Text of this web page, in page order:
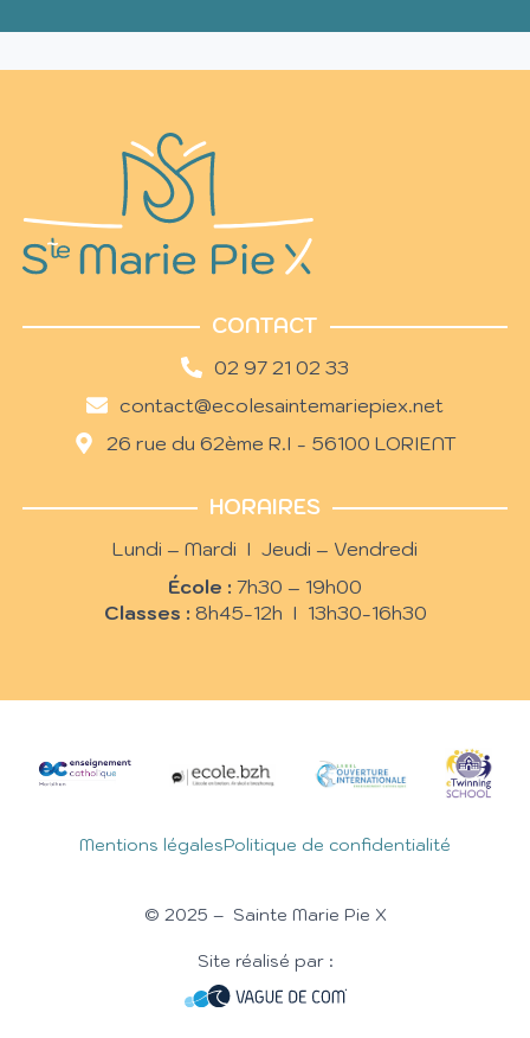
CONTACT
02 97 21 02 33
contact@ecolesaintemariepiex.net
26 rue du 62ème R.I - 56100 LORIENT
HORAIRES
Lundi – Mardi I Jeudi – Vendredi
École : 7h30 – 19h00
Classes : 8h45-12h I 13h30-16h30
Mentions légalesPolitique de confidentialité
© 2025 – Sainte Marie Pie X
Site réalisé par :